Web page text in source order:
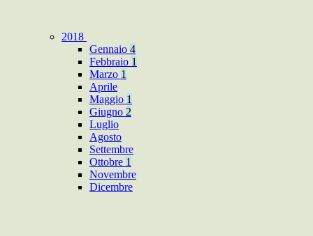
2018
Gennaio 4
Febbraio 1
Marzo 1
Aprile
Maggio 1
Giugno 2
Luglio
Agosto
Settembre
Ottobre 1
Novembre
Dicembre